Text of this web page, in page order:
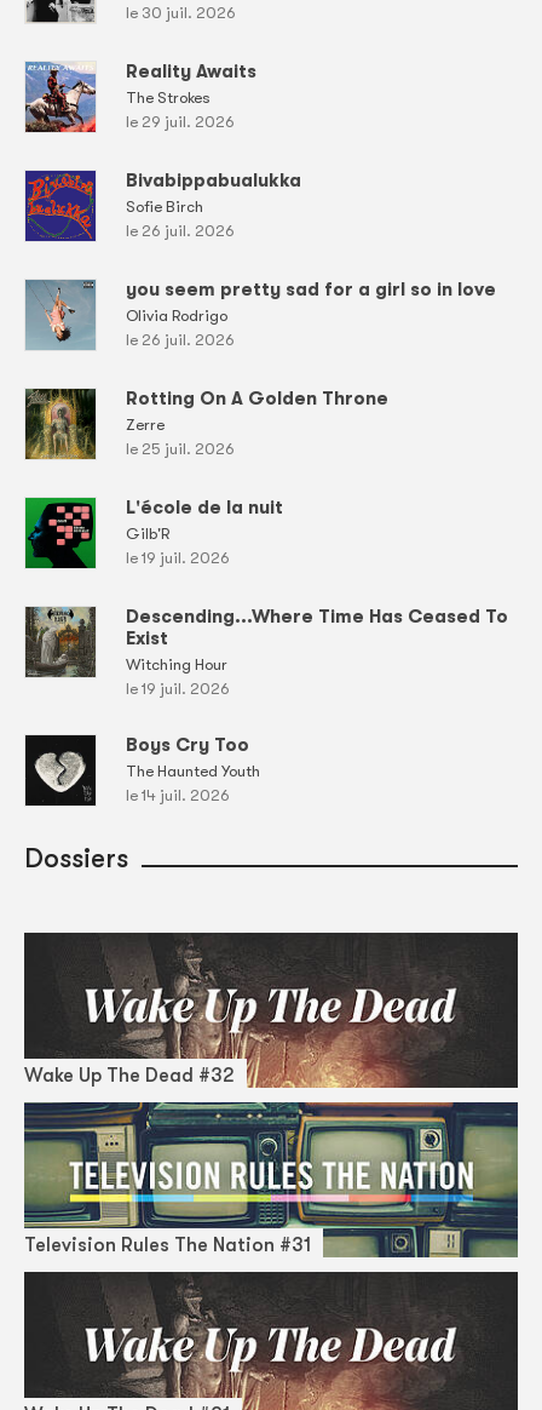
le 30 juil. 2026
Reality Awaits
The Strokes
le 29 juil. 2026
Bivabippabualukka
Sofie Birch
le 26 juil. 2026
you seem pretty sad for a girl so in love
Olivia Rodrigo
le 26 juil. 2026
Rotting On A Golden Throne
Zerre
le 25 juil. 2026
L'école de la nuit
Gilb'R
le 19 juil. 2026
Descending...Where Time Has Ceased To
Exist
Witching Hour
le 19 juil. 2026
Boys Cry Too
The Haunted Youth
le 14 juil. 2026
Dossiers
Wake Up The Dead #32
Television Rules The Nation #31